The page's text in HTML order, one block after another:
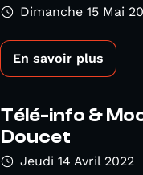
Dimanche 15 Mai
En savoir plus
Télé-info &
Doucet
Jeudi 14 Avril 2022